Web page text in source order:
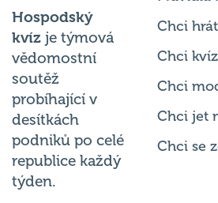
Hospodský
kvíz je týmová
vědomostní
soutěž
probíhající v
desítkách
podniků po celé
republice každý
týden.
Chci hrát
Chci
Chci
Chci jet
Chci se